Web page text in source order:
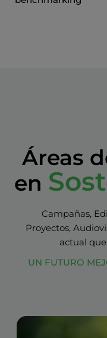
Áreas
en
Campañas,
Proyectos,
actual
UN FUTURO